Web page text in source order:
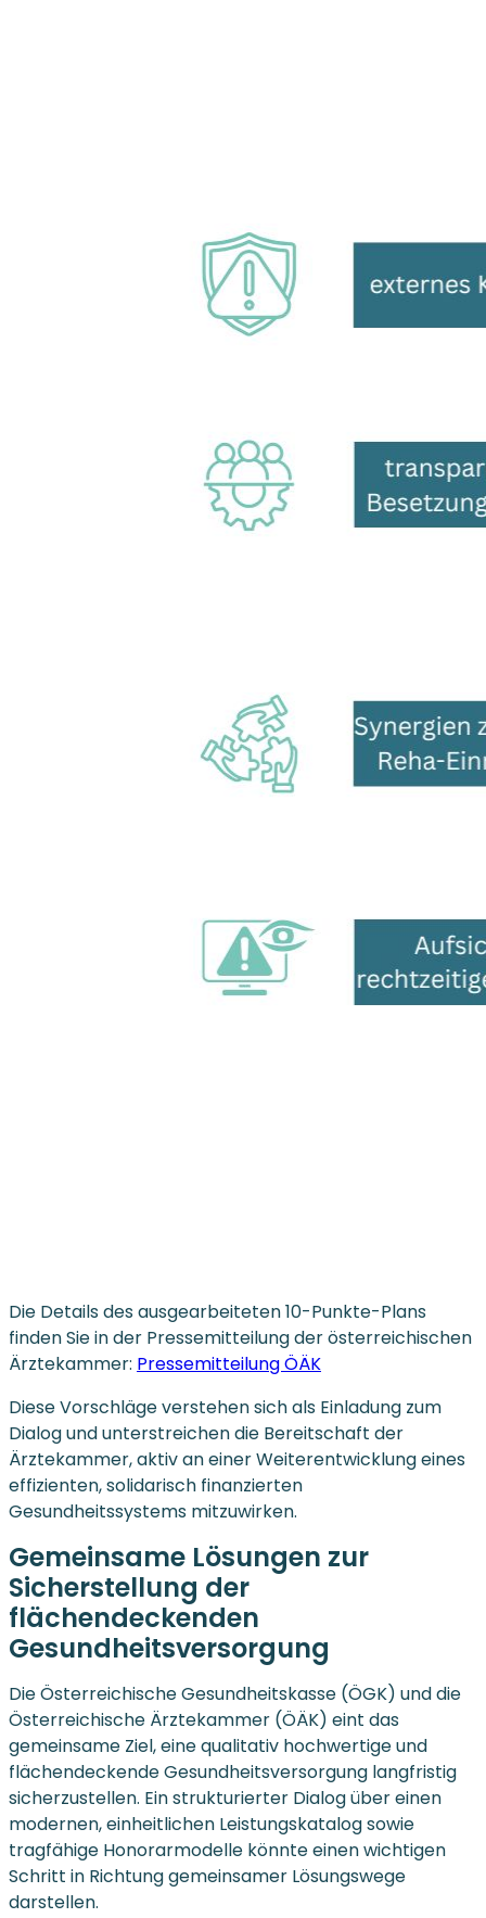
Die Details des ausgearbeiteten 10-Punkte-Plans
finden Sie in der Pressemitteilung der österreichischen
Ärztekammer: Pressemitteilung ÖÄK
Diese Vorschläge verstehen sich als Einladung zum
Dialog und unterstreichen die Bereitschaft der
Ärztekammer, aktiv an einer Weiterentwicklung eines
effizienten, solidarisch finanzierten
Gesundheitssystems mitzuwirken.
Gemeinsame Lösungen zur
Sicherstellung der
flächendeckenden
Gesundheitsversorgung
Die Österreichische Gesundheitskasse (ÖGK) und die
Österreichische Ärztekammer (ÖÄK) eint das
gemeinsame Ziel, eine qualitativ hochwertige und
flächendeckende Gesundheitsversorgung langfristig
sicherzustellen. Ein strukturierter Dialog über einen
modernen, einheitlichen Leistungskatalog sowie
tragfähige Honorarmodelle könnte einen wichtigen
Schritt in Richtung gemeinsamer Lösungswege
darstellen.